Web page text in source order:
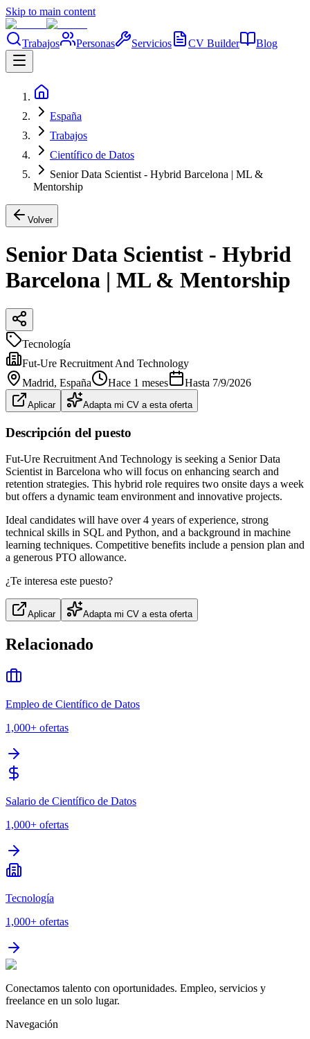
Skip to main content
Trabajos Personas Servicios CV Builder Blog
España
Trabajos
Científico de Datos
Senior Data Scientist - Hybrid Barcelona | ML &
Mentorship
Volver
Senior Data Scientist - Hybrid
Barcelona | ML & Mentorship
Tecnología
Fut-Ure Recruitment And Technology
Madrid, España Hace 1 meses Hasta 7/9/2026
Aplicar Adapta mi CV a esta oferta
Descripción del puesto
Fut-Ure Recruitment And Technology is seeking a Senior Data
Scientist in Barcelona who will focus on enhancing search and
retention strategies. This hybrid role requires two onsite days a week
but offers a dynamic team environment and innovative projects.
Ideal candidates will have over 4 years of experience, strong
technical skills in SQL and Python, and a background in machine
learning techniques. Competitive benefits include a pension plan and
a generous PTO allowance.
¿Te interesa este puesto?
Aplicar Adapta mi CV a esta oferta
Relacionado
Empleo de Científico de Datos
1,000+ ofertas
Salario de Científico de Datos
1,000+ ofertas
Tecnología
1,000+ ofertas
Conectamos talento con oportunidades. Empleo, servicios y
freelance en un solo lugar.
Navegación